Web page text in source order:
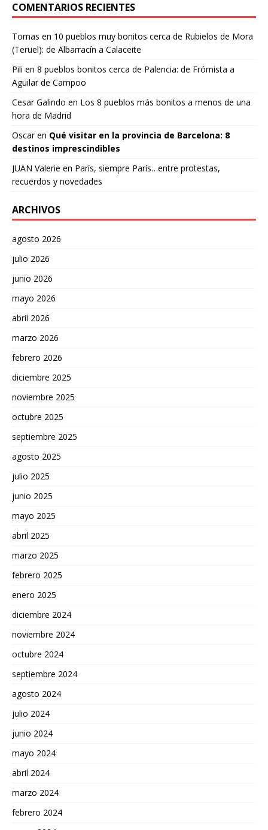
COMENTARIOS RECIENTES
Tomas en 10 pueblos muy bonitos cerca de Rubielos de Mora
(Teruel): de Albarracín a Calaceite
Pili en 8 pueblos bonitos cerca de Palencia: de Frómista a
Aguilar de Campoo
Cesar Galindo en Los 8 pueblos más bonitos a menos de una
hora de Madrid
Oscaren Qué visitar en la provincia de Barcelona: 8
destinos imprescindibles
JUAN Valerie en París, siempre París…entre protestas,
recuerdos y novedades
ARCHIVOS
agosto 2026
julio 2026
junio 2026
mayo 2026
abril 2026
marzo 2026
febrero 2026
diciembre 2025
noviembre 2025
octubre 2025
septiembre 2025
agosto 2025
julio 2025
junio 2025
mayo 2025
abril 2025
marzo 2025
febrero 2025
enero 2025
diciembre 2024
noviembre 2024
octubre 2024
septiembre 2024
agosto 2024
julio 2024
junio 2024
mayo 2024
abril 2024
marzo 2024
febrero 2024